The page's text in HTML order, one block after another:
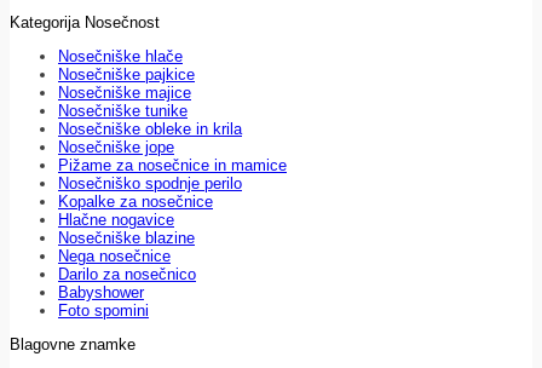
Kategorija Nosečnost
Nosečniške hlače
Nosečniške pajkice
Nosečniške majice
Nosečniške tunike
Nosečniške obleke in krila
Nosečniške jope
Pižame za nosečnice in mamice
Nosečniško spodnje perilo
Kopalke za nosečnice
Hlačne nogavice
Nosečniške blazine
Nega nosečnice
Darilo za nosečnico
Babyshower
Foto spomini
Blagovne znamke